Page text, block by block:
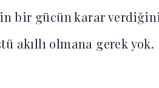
bir gücün karar
akıllı olmana gerek yok.